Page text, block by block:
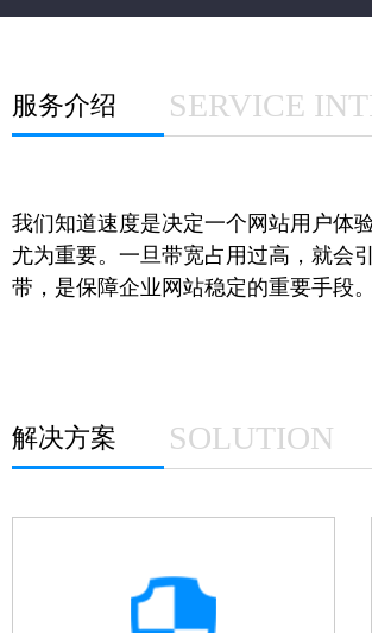
服务介绍 SERVICE
我们知道速度是决定一个网站用户体
尤为重要。一旦带宽占用过高，就会
带，是保障企业网站稳定的重要手段。
解决方案 SOLUTION